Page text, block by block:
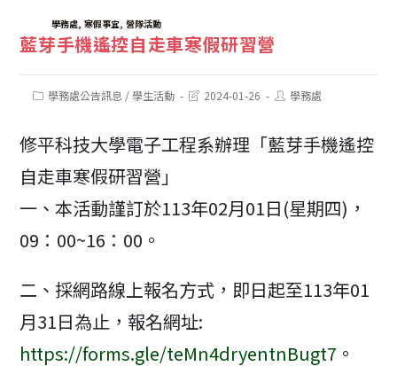
TAGS:學務處, 寒假事宜, 營隊活動
藍芽手機遙控自走車寒假研習營
Post學務處公告訊息 / 學生活動
Post2024-01-26
Post學務處
修平科技大學電子工程系辦理「藍芽手機遙控
自走車寒假研習營」
一、本活動謹訂於113年02月01日(星期四)，
09：00~16：00。
二、採網路線上報名方式，即日起至113年01
月31日為止，報名網址:
https://forms.gle/teMn4dryentnBugt7 。